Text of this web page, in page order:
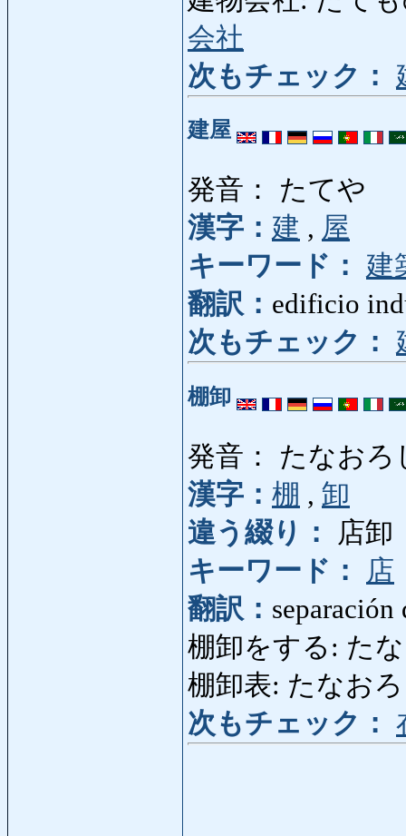
会社
次もチェック：
建屋
発音： たてや
漢字： 建 , 屋
キーワード：
建
翻訳： edificio
次もチェック：
棚卸
発音： たなおろ
漢字： 棚 , 卸
違う綴り：
店卸
キーワード：
店
翻訳：
棚卸をする: た
棚卸表: たなお
次もチェック：